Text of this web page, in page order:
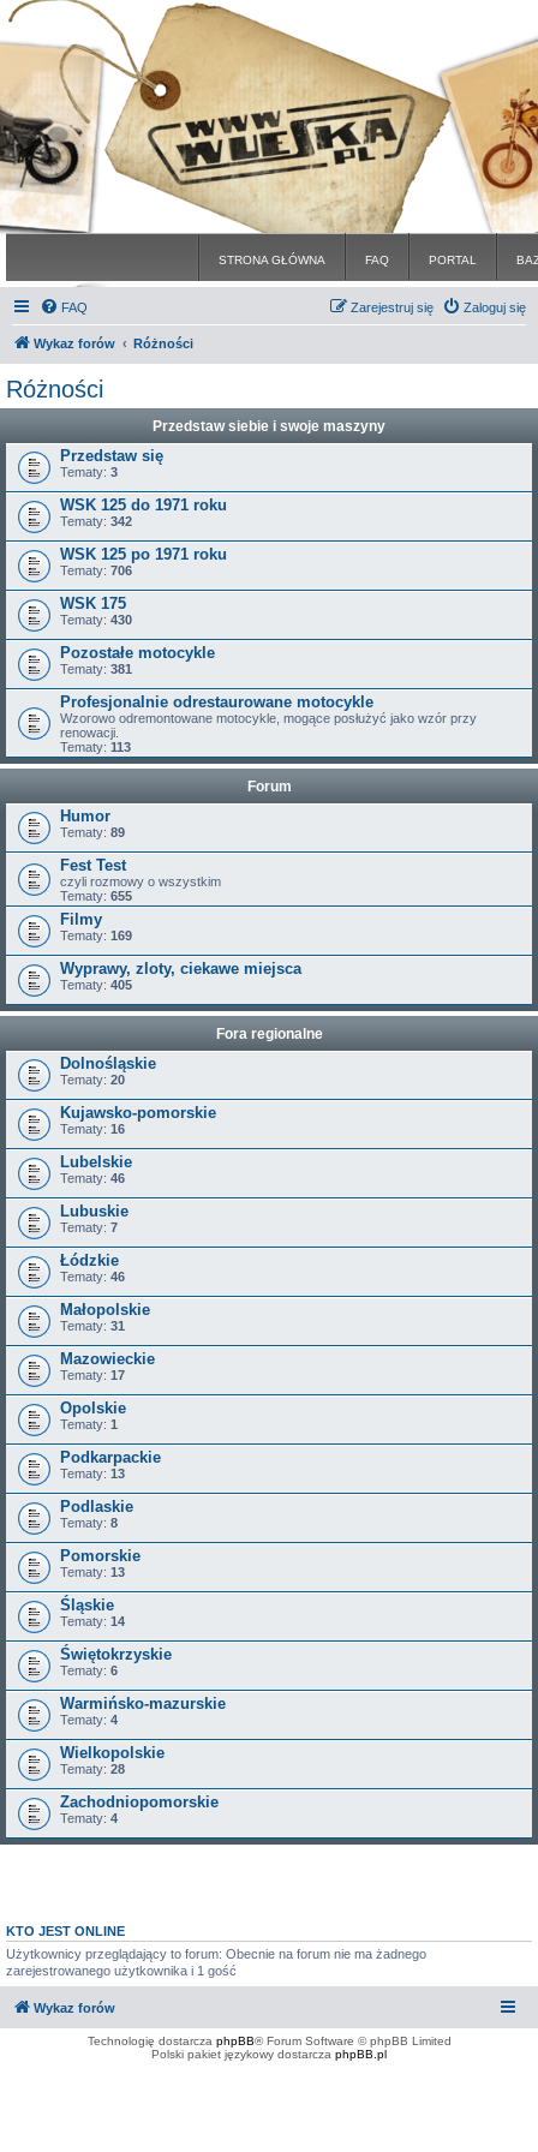
STRONA GŁÓWNA FAQ PORTAL
FAQ Zaloguj się
Zarejestruj się
Wykaz forów Różności
Różności
Przedstaw siebie i swoje maszyny
Przedstaw się
Tematy: 3
WSK 125 do 1971 roku
Tematy: 342
WSK 125 po 1971 roku
Tematy: 706
WSK 175
Tematy: 430
Pozostałe motocykle
Tematy: 381
Profesjonalnie odrestaurowane motocykle
Wzorowo odremontowane motocykle, mogące posłużyć jako wzór przy
renowacji.
Tematy: 113
Forum
Humor
Tematy: 89
Fest Test
czyli rozmowy o wszystkim
Tematy: 655
Filmy
Tematy: 169
Wyprawy, zloty, ciekawe miejsca
Tematy: 405
Fora regionalne
Dolnośląskie
Tematy: 20
Kujawsko-pomorskie
Tematy: 16
Lubelskie
Tematy: 46
Lubuskie
Tematy: 7
Łódzkie
Tematy: 46
Małopolskie
Tematy: 31
Mazowieckie
Tematy: 17
Opolskie
Tematy: 1
Podkarpackie
Tematy: 13
Podlaskie
Tematy: 8
Pomorskie
Tematy: 13
Śląskie
Tematy: 14
Świętokrzyskie
Tematy: 6
Warmińsko-mazurskie
Tematy: 4
Wielkopolskie
Tematy: 28
Zachodniopomorskie
Tematy: 4
KTO JEST ONLINE
Użytkownicy przeglądający to forum: Obecnie na forum nie ma żadnego
zarejestrowanego użytkownika i 1 gość
Wykaz forów
Technologię dostarcza phpBB® Forum Software © phpBB Limited
Polski pakiet językowy dostarcza phpBB.pl